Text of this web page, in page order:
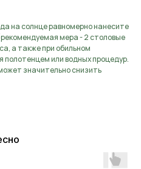
на солнце равномерно нанесите
мера - 2 столовые
а также при обильном
полотенцем или водных процедур.
значительно снизить